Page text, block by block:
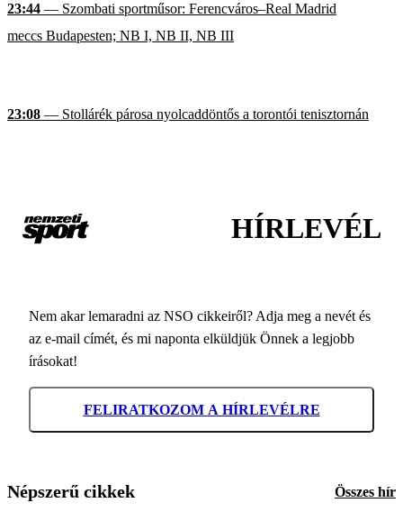
23:44 — Szombati sportműsor: Ferencváros–Real Madrid
meccs Budapesten; NB I, NB II, NB III
23:08 — Stollárék párosa nyolcaddöntős a torontói tenisztornán
HÍRLEVÉL
Nem akar lemaradni az NSO cikkeiről? Adja meg a nevét és
az e-mail címét, és mi naponta elküldjük Önnek a legjobb
írásokat!
FELIRATKOZOM A HÍRLEVÉLRE
Népszerű cikkek Összes hír